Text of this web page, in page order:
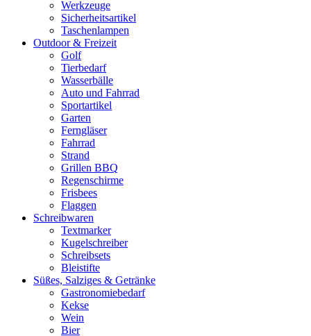
Werkzeuge
Sicherheitsartikel
Taschenlampen
Outdoor & Freizeit
Golf
Tierbedarf
Wasserbälle
Auto und Fahrrad
Sportartikel
Garten
Ferngläser
Fahrrad
Strand
Grillen BBQ
Regenschirme
Frisbees
Flaggen
Schreibwaren
Textmarker
Kugelschreiber
Schreibsets
Bleistifte
Süßes, Salziges & Getränke
Gastronomiebedarf
Kekse
Wein
Bier